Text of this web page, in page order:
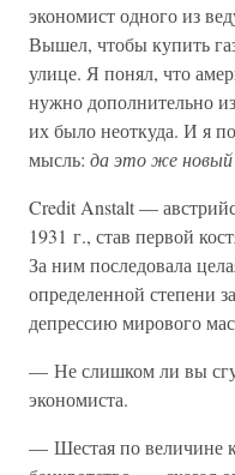
экономист одного из
Вышел, чтобы купить
улице. Я понял, что
нужно дополнительно
их было неоткуда. И я
мысль: да это же новый
Credit Anstalt —
1931 г., став первой
За ним последовала
определенной степени
депрессию мирового
— Не слишком ли вы
экономиста.
— Шестая по величине